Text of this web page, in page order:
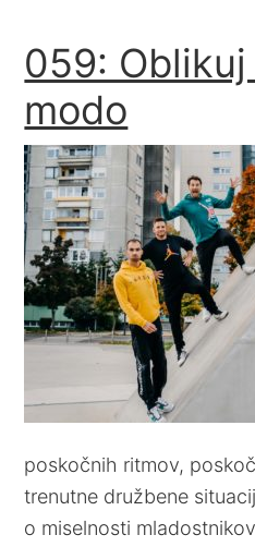
059:
modo
poskočnih ritmov,
trenutne družbene
o miselnosti